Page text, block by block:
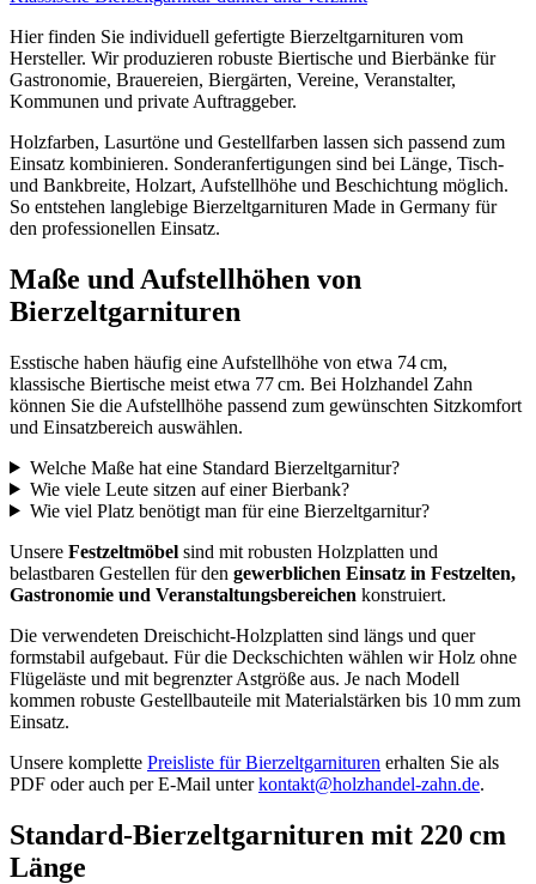
Hier finden Sie individuell gefertigte Bierzeltgarnituren vom
Hersteller. Wir produzieren robuste Biertische und Bierbänke für
Gastronomie, Brauereien, Biergärten, Vereine, Veranstalter,
Kommunen und private Auftraggeber.
Holzfarben, Lasurtöne und Gestellfarben lassen sich passend zum
Einsatz kombinieren. Sonderanfertigungen sind bei Länge, Tisch-
und Bankbreite, Holzart, Aufstellhöhe und Beschichtung möglich.
So entstehen langlebige Bierzeltgarnituren Made in Germany für
den professionellen Einsatz.
Maße und Aufstellhöhen von
Bierzeltgarnituren
Esstische haben häufig eine Aufstellhöhe von etwa 74 cm,
klassische Biertische meist etwa 77 cm. Bei Holzhandel Zahn
können Sie die Aufstellhöhe passend zum gewünschten Sitzkomfort
und Einsatzbereich auswählen.
Welche Maße hat eine Standard Bierzeltgarnitur?
Wie viele Leute sitzen auf einer Bierbank?
Wie viel Platz benötigt man für eine Bierzeltgarnitur?
Unsere Festzeltmöbel sind mit robusten Holzplatten und
belastbaren Gestellen für den gewerblichen Einsatz in Festzelten,
Gastronomie und Veranstaltungsbereichen konstruiert.
Die verwendeten Dreischicht-Holzplatten sind längs und quer
formstabil aufgebaut. Für die Deckschichten wählen wir Holz ohne
Flügeläste und mit begrenzter Astgröße aus. Je nach Modell
kommen robuste Gestellbauteile mit Materialstärken bis 10 mm zum
Einsatz.
Unsere komplette Preisliste für Bierzeltgarnituren erhalten Sie als
PDF oder auch per E-Mail unterkontakt@holzhandel-zahn.de.
Standard-Bierzeltgarnituren mit 220 cm
Länge